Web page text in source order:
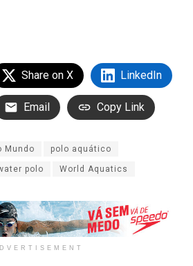
Share on X LinkedIn
Email Copy Link
Mundo polo aquático
polo World Aquatics